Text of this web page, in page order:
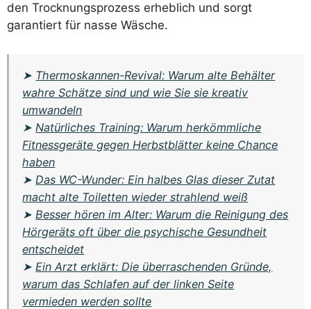
den Trocknungsprozess erheblich und sorgt
garantiert für nasse Wäsche.
➤ Thermoskannen-Revival: Warum alte Behälter
wahre Schätze sind und wie Sie sie kreativ
umwandeln
➤ Natürliches Training: Warum herkömmliche
Fitnessgeräte gegen Herbstblätter keine Chance
haben
➤ Das WC-Wunder: Ein halbes Glas dieser Zutat
macht alte Toiletten wieder strahlend weiß
➤ Besser hören im Alter: Warum die Reinigung des
Hörgeräts oft über die psychische Gesundheit
entscheidet
➤ Ein Arzt erklärt: Die überraschenden Gründe,
warum das Schlafen auf der linken Seite
vermieden werden sollte